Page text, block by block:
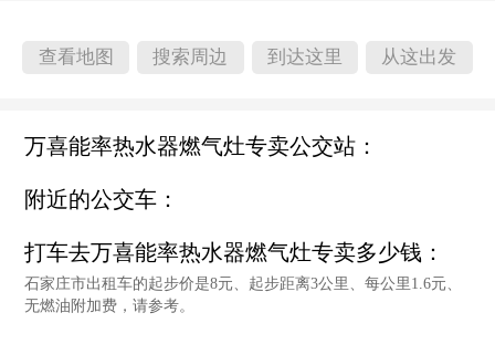
查看地图 搜索周边 到达这里 从这出发
万喜能率热水器燃气灶专卖公交站：
附近的公交车：
打车去万喜能率热水器燃气灶专卖多少钱：
石家庄市出租车的起步价是8元、起步距离3公里、每公里1.6元、
无燃油附加费，请参考。